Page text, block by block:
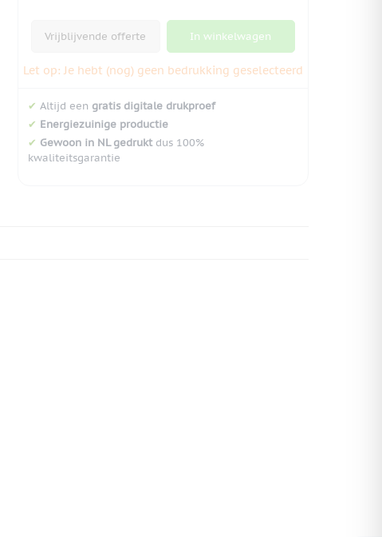
Vrijblijvende offerte In winkelwagen
Let op: Je hebt (nog) geen bedrukking geselecteerd
✔ Altijd een gratis digitale drukproef
✔ Energiezuinige productie
✔ Gewoon in NL gedruktdus 100%
kwaliteitsgarantie